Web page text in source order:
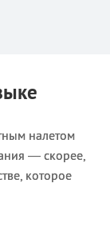
налетом
— скорее,
которое